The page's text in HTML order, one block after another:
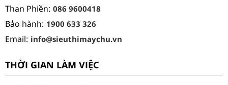
Than Phiền: 086 9600418
Bảo hành: 1900 633 326
Email: info@sieuthimaychu.vn
THỜI GIAN LÀM VIỆC